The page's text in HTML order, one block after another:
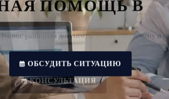
ПОМОЩЬ В
ОБСУДИТЬ СИТУАЦИЮ